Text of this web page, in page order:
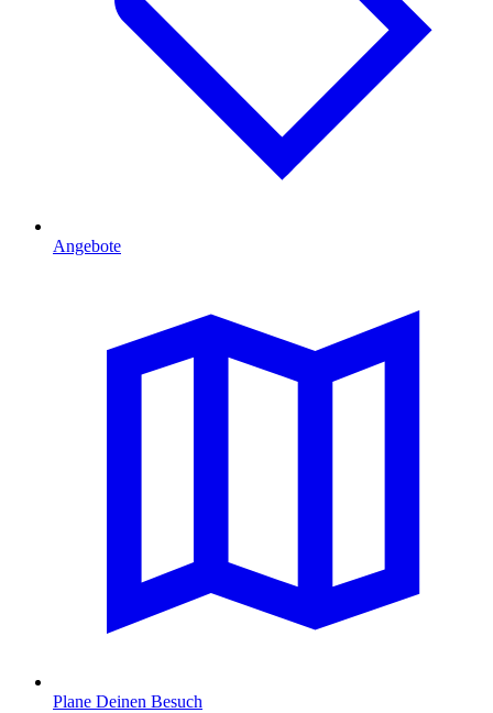
Angebote
Plane Deinen Besuch